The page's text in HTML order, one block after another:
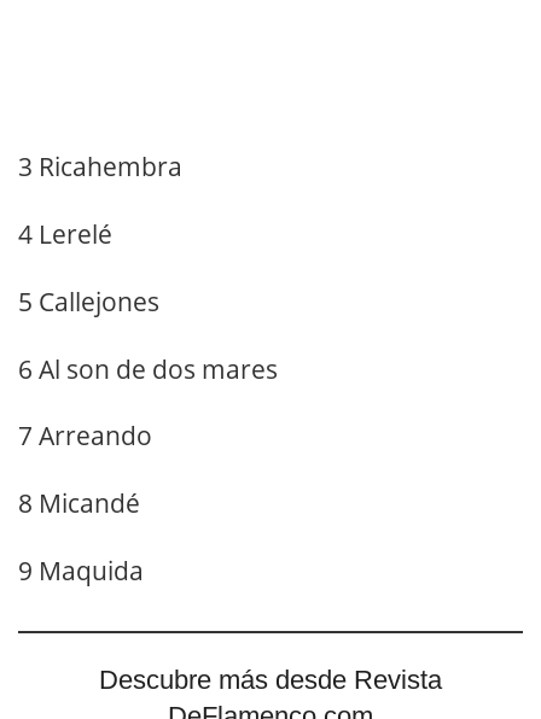
3 Ricahembra
4 Lerelé
5 Callejones
6 Al son de dos mares
7 Arreando
8 Micandé
9 Maquida
Descubre más desde Revista